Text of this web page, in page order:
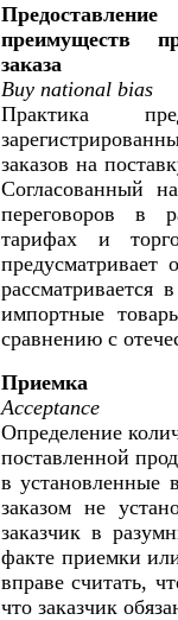
преимуществ
заказа
Buy national bias
Практика
заказов на
Согласованный
переговоров в
тарифах и
предусматривает
рассматривается
импортные
сравнению с
Приемка
Acceptance
Определение
поставленной
в установленные
заказом не
заказчик в
факте приемки
вправе считать,
что заказчик